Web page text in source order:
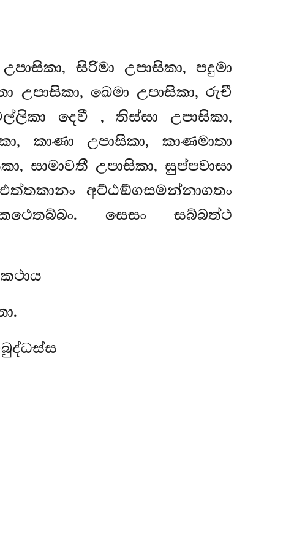
සිරිමා උපාසිකා, පදුමා
උපාසිකා, ඛෙමා උපාසිකා, රුචී
දෙවී , තිස්සා උපාසිකා,
කාණා උපාසිකා, කාණමාතා
සාමාවතී උපාසිකා, සුප්පවාසා
අට්ඨඞ්ගසමන්නාගතං
සෙසං සබ්බත්ථ